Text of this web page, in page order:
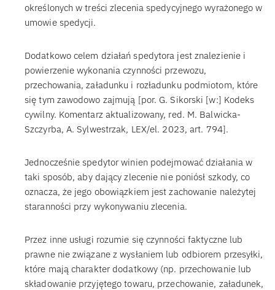
określonych w treści zlecenia spedycyjnego wyrażonego w
umowie spedycji.
Dodatkowo celem działań spedytora jest znalezienie i
powierzenie wykonania czynności przewozu,
przechowania, załadunku i rozładunku podmiotom, które
się tym zawodowo zajmują [por. G. Sikorski [w:] Kodeks
cywilny. Komentarz aktualizowany, red. M. Balwicka-
Szczyrba, A. Sylwestrzak, LEX/el. 2023, art. 794].
Jednocześnie spedytor winien podejmować działania w
taki sposób, aby dający zlecenie nie poniósł szkody, co
oznacza, że jego obowiązkiem jest zachowanie należytej
staranności przy wykonywaniu zlecenia.
Przez inne usługi rozumie się czynności faktyczne lub
prawne nie związane z wysłaniem lub odbiorem przesyłki,
które mają charakter dodatkowy (np. przechowanie lub
składowanie przyjętego towaru, przechowanie, załadunek,